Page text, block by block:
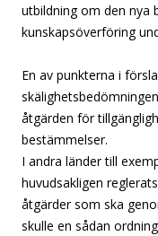
utbildning om den nya
kunskapsöverföring
En av punkterna i
åtgärden för
bestämmelser.
I andra länder till
huvudsakligen
åtgärder som ska
skulle en sådan